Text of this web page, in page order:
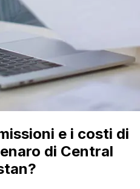
e i costi di
di Central